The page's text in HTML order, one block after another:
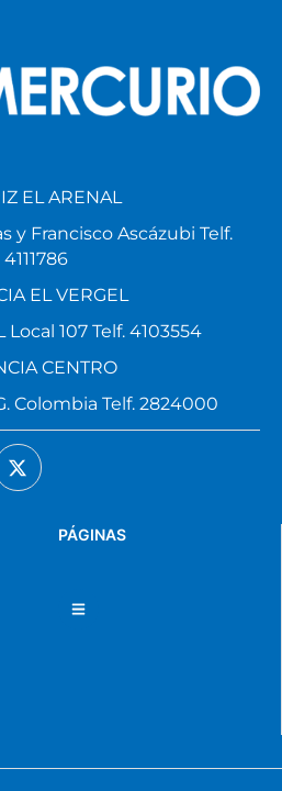
PÁGINAS
EL ARENAL
y Francisco Ascázubi Telf.
4111786
EL VERGEL
Local 107 Telf. 4103554
CENTRO
Colombia Telf. 2824000